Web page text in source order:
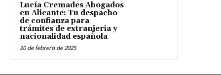
Lucía Cremades Abogados
en Alicante: Tu despacho
de confianza para
trámites de extranjeria y
nacionalidad española
20 de febrero de 2025